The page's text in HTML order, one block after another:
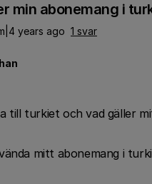
min abonemang i
years ago 1 svar
till turkiet och vad gäller
mitt abonemang i